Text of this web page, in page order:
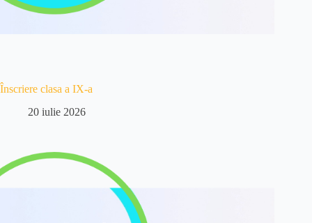
Înscriere clasa a IX-a
20 iulie 2026